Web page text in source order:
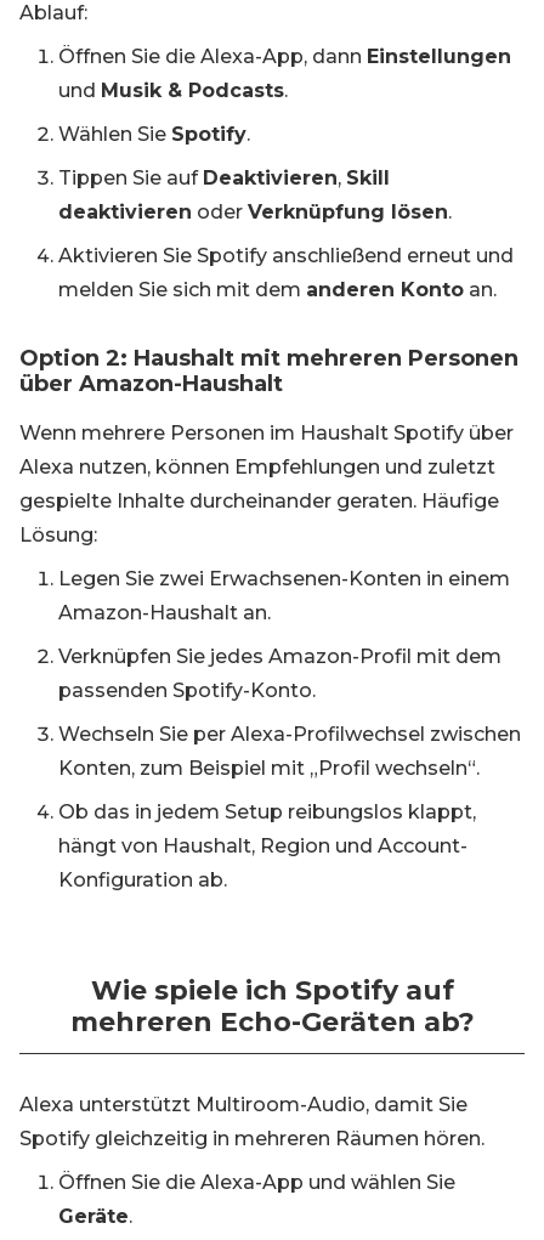
Ablauf:
Öffnen Sie die Alexa-App, dann Einstellungen
und Musik & Podcasts.
Wählen Sie Spotify.
Tippen Sie auf Deaktivieren, Skill
deaktivieren oder Verknüpfung lösen.
Aktivieren Sie Spotify anschließend erneut und
melden Sie sich mit dem anderen Konto an.
Option 2: Haushalt mit mehreren Personen
über Amazon-Haushalt
Wenn mehrere Personen im Haushalt Spotify über
Alexa nutzen, können Empfehlungen und zuletzt
gespielte Inhalte durcheinander geraten. Häufige
Lösung:
Legen Sie zwei Erwachsenen-Konten in einem
Amazon-Haushalt an.
Verknüpfen Sie jedes Amazon-Profil mit dem
passenden Spotify-Konto.
Wechseln Sie per Alexa-Profilwechsel zwischen
Konten, zum Beispiel mit „Profil wechseln“.
Ob das in jedem Setup reibungslos klappt,
hängt von Haushalt, Region und Account-
Konfiguration ab.
Wie spiele ich Spotify auf
mehreren Echo-Geräten ab?
Alexa unterstützt Multiroom-Audio, damit Sie
Spotify gleichzeitig in mehreren Räumen hören.
Öffnen Sie die Alexa-App und wählen Sie
Geräte.